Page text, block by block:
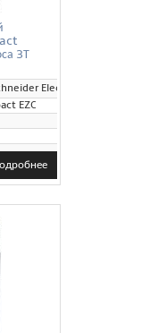
3Т
Electric
EZC